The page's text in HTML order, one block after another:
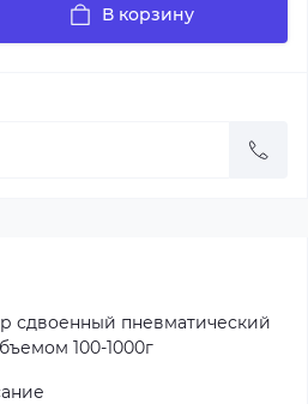
В корзину
сдвоенный пневматический
100-1000г